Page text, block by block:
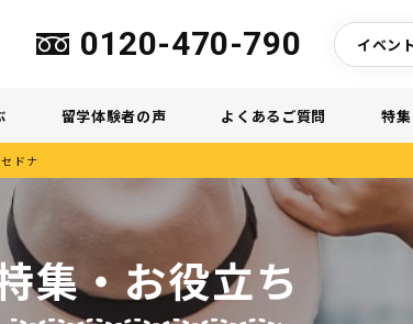
0120-470-790 イベン
留学体験者の声 よくあるご質問 特
ドナ
集・お役立ち